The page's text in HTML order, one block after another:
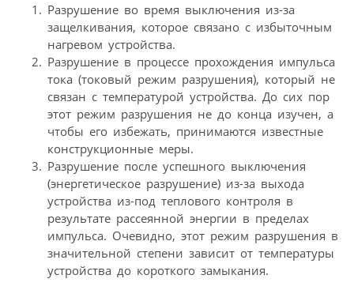
Разрушение во время выключения из-за
защелкивания, которое связано с избыточным
нагревом устройства.
Разрушение в процессе прохождения импульса
тока (токовый режим разрушения), который не
связан с температурой устройства. До сих пор
этот режим разрушения не до конца изучен, а
чтобы его избежать, принимаются известные
конструкционные меры.
Разрушение после успешного выключения
(энергетическое разрушение) из-за выхода
устройства из-под теплового контроля в
результате рассеянной энергии в пределах
импульса. Очевидно, этот режим разрушения в
значительной степени зависит от температуры
устройства до короткого замыкания.